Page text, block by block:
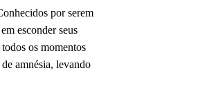
por serem
esconder seus
os momentos
amnésia, levando